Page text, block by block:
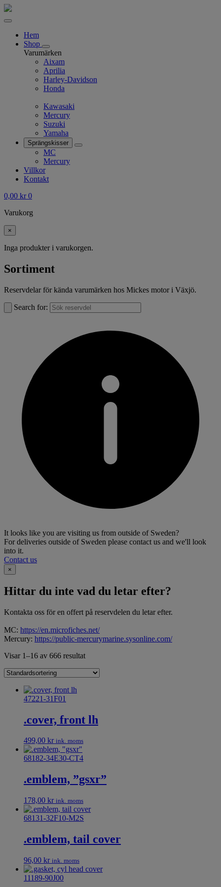
Hem
Shop
Varumärken
Aixam
Aprilia
Harley-Davidson
Honda
Kawasaki
Mercury
Suzuki
Yamaha
Sprängskisser
MC
Mercury
Villkor
Kontakt
0,00 kr 0
Varukorg
×
Inga produkter i varukorgen.
Sortiment
Reservdelar för kända varumärken hos Mickes motor i Växjö.
Search for:
It looks like you are visiting us from outside of Sweden?
For deliveries outside of Sweden please contact us and we'll look
into it.
Contact us
×
Hittar du inte vad du letar efter?
Kontakta oss för en offert på reservdelen du letar efter.
MC: https://en.microfiches.net/
Mercury: https://public-mercurymarine.sysonline.com/
Visar 1–16 av 666 resultat
47221-31F01
.cover, front lh
499,00 kr ink. moms
68182-34E30-CT4
.emblem, ”gsxr”
178,00 kr ink. moms
68131-32F10-M2S
.emblem, tail cover
96,00 kr ink. moms
11189-90J00